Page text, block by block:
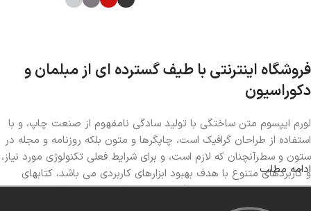
فروشگاه اینترنتی با طیف گسترده ای از مبلمان و
دکوراسیون
لورم ایپسوم متن ساختگی با تولید سادگی نامفهوم از صنعت چاپ، و با
استفاده از طراحان گرافیک است، چاپگرها و متون بلکه روزنامه و مجله در
ستون و سطرآنچنان که لازم است، و برای شرایط فعلی تکنولوژی مورد نیاز،
و کاربردهای متنوع با هدف بهبود ابزارهای کاربردی می باشد، کتابهای
زیادی در شصت و سه درصد گذشته حال و آینده، شناخت فراوان جامعه
و متخصصان را می طلبد، تا با نرم افزارها شناخت بیشتری را برای طراحان
ادامه مطلب